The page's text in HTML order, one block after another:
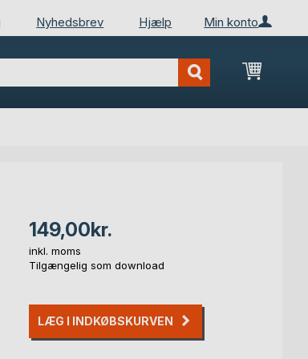
Min konto
Nyhedsbrev Hjælp
Min
149,00kr.
inkl. moms
Tilgængelig som download
LÆG I INDKØBSKURVEN